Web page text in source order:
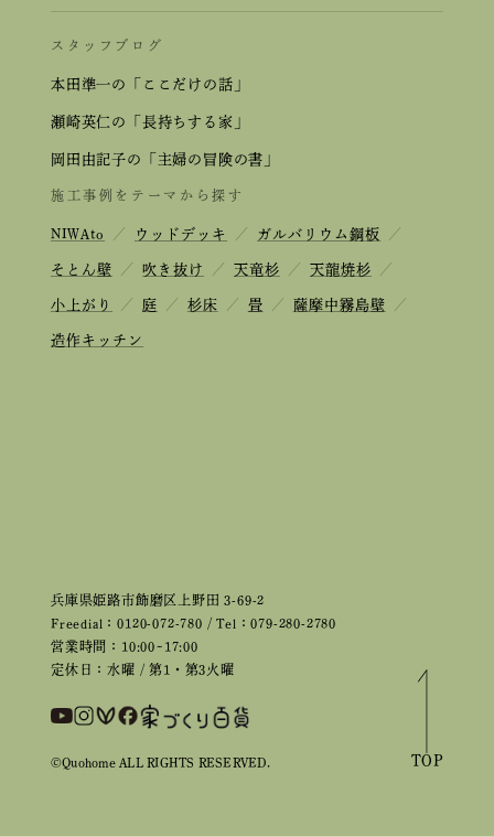
兵庫県姫路市飾磨区上野田 3-69-2
Freedial：0120-072-780 / Tel：079-280-2780
営業時間：10:00~17:00
定休日：水曜 / 第1・第3火曜
スタッフブログ
本田準一の「ここだけの話」
瀬崎英仁の「長持ちする家」
岡田由記子の「主婦の冒険の書」
施工事例をテーマから探す
NIWAto ／ ウッドデッキ ／ ガルバリウム鋼板 ／
そとん壁 ／ 吹き抜け ／ 天竜杉 ／ 天龍焼杉 ／
小上がり ／ 庭 ／ 杉床 ／ 畳 ／ 薩摩中霧島壁 ／
造作キッチン
©Quohome ALL RIGHTS RESERVED. TOP